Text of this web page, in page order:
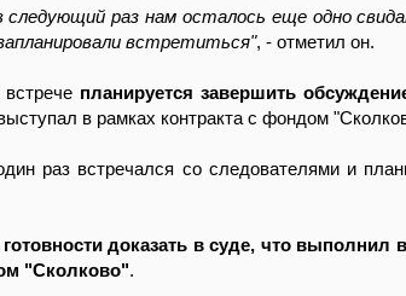
раз нам осталось еще одно
встретиться", - отметил он.
планируется завершить
в рамках контракта с фондом
раз встречался со следователями и
готовности доказать в суде, что выполнил
"Сколково".